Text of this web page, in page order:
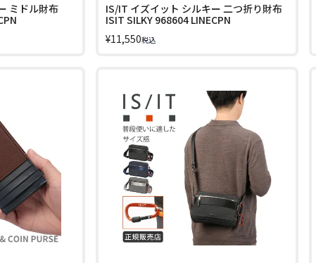
ミドル財布
IS/IT イズイット シルキー 二つ折り財布
ISIT SILKY 968604 LINECPN
¥11,550税込